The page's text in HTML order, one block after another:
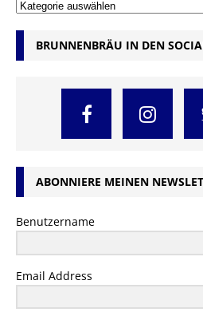
BRUNNENBRÄU IN DEN
ABONNIERE MEINEN
Benutzername
Email Address